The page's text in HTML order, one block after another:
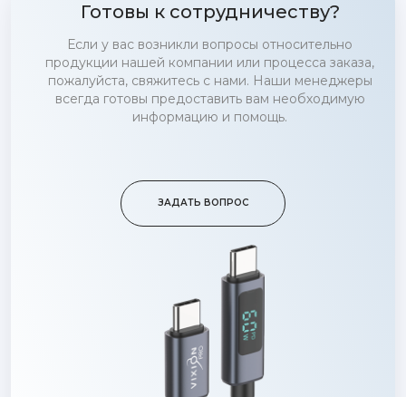
Готовы к сотрудничеству?
Если у вас возникли вопросы относительно
продукции нашей компании или процесса заказа,
пожалуйста, свяжитесь с нами. Наши менеджеры
всегда готовы предоставить вам необходимую
информацию и помощь.
ЗАДАТЬ ВОПРОС